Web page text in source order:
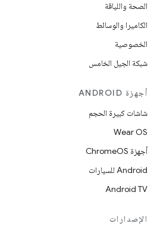
الصحة واللياقة
الكاميرا والوسائط
الخصوصية
شبكة الجيل الخامس
أجهزة ANDROID
شاشات كبيرة الحجم
Wear OS
أجهزة ChromeOS
Android للسيارات
Android TV
الإصدارات